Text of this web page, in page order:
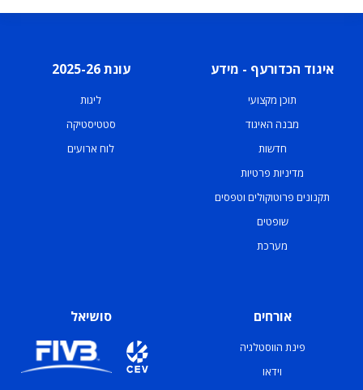
איגוד הכדורעף - מידע
תוכן מקצועי
מבנה האיגוד
חדשות
מדיניות פרטיות
תקנונים פרוטוקולים וטפסים
שופטים
מערכת
עונת 2025-26
ליגות
סטטיסטיקה
לוח ארועים
אורחים
פינת הווסטלגיה
וידאו
סושיאל